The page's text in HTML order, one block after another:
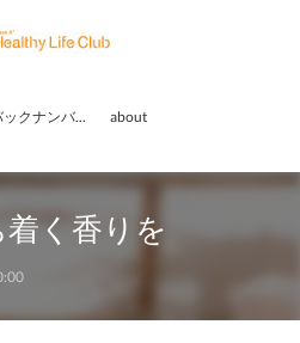
Lifeバックナンバー about
く香りを